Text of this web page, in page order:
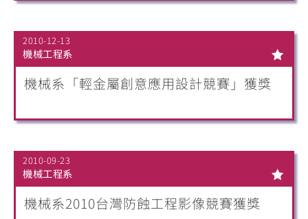
2010-12-13
機械工程系
機械系「輕金屬創意應用設計競賽」獲獎
2010-09-23
機械工程系
機械系2010台灣防蝕工程影像競賽獲獎